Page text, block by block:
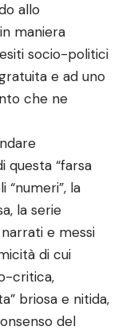
allo
maniera
socio-politici
e ad uno
che ne
“farsa
“numeri”, la
la serie
e messi
di cui
critica,
briosa e nitida,
del